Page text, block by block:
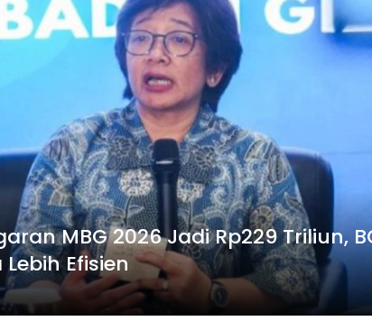
MBG 2026 Jadi Rp229 Triliun,
Efisien